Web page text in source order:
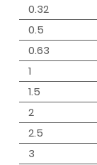
0.32
0.5
0.63
1
1.5
2
2.5
3